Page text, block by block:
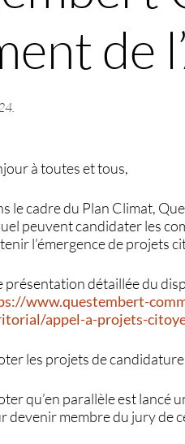
de
.
à toutes et tous,
le cadre du Plan Climat,
peuvent candidater les
l’émergence de projets
présentation détaillée du
www.questembert-
appel-a-projets-
les projets de
qu’en parallèle est lancé
devenir membre du jury de